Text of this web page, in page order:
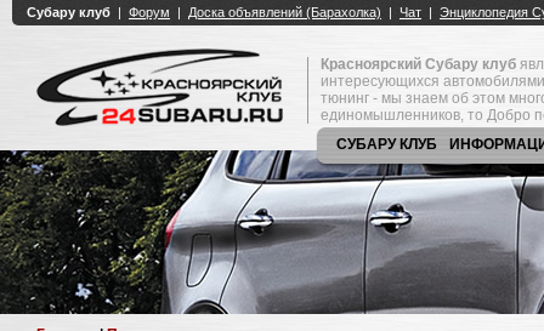
Красноярский Субару клуб
интересующихся
тюнинг - мы знаем об этом
единомышленников, то Добро
СУБАРУ КЛУБ